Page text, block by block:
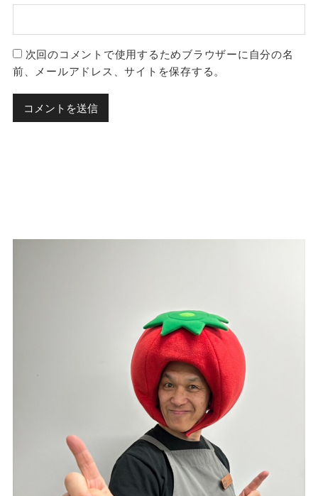
次回のコメントで使用するためブラウザーに自分の名
前、メールアドレス、サイトを保存する。